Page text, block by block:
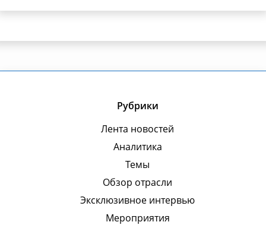
Рубрики
Лента новостей
Аналитика
Темы
Обзор отрасли
Эксклюзивное интервью
Мероприятия